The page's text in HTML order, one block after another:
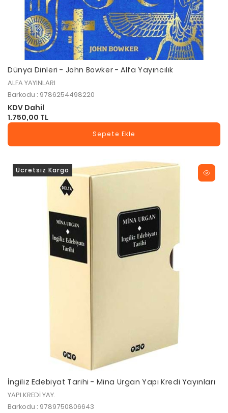
Dünya Dinleri - John Bowker - Alfa Yayıncılık
ALFA YAYINLARI
Barkodu : 9786254498220
KDV Dahil
1.750,00 TL
Sepete Ekle
Ücretsiz Kargo
İngiliz Edebiyat Tarihi - Mina Urgan Yapı Kredi Yayınları
YAPI KREDİ YAY.
Barkodu : 9789750806643